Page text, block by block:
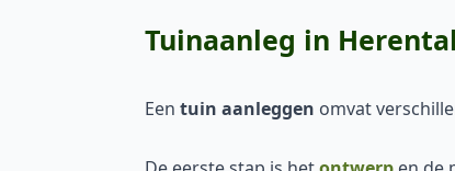
Tuinaanleg in
Een tuin aanleggen omvat